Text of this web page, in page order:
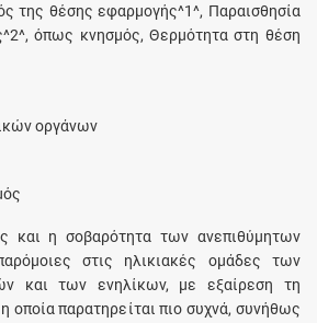
της θέσης εφαρμογής^1^, Παραισθησία
όπως κνησμός, Θερμότητα στη θέση
οργάνων
και η σοβαρότητα των ανεπιθύμητων
στις ηλικιακές ομάδες των
και των ενηλίκων, με εξαίρεση τη
οποία παρατηρείται πιο συχνά, συνήθως